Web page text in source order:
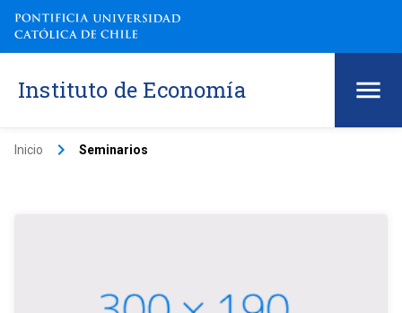
Instituto de Economía
Inicio keyboard_arrow_right Seminarios